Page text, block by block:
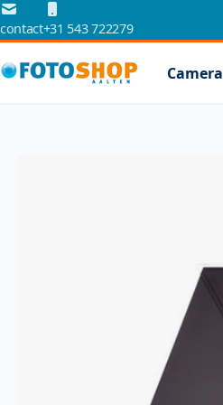
Ga naar de inhoud
contact+31 543 722279
Camera